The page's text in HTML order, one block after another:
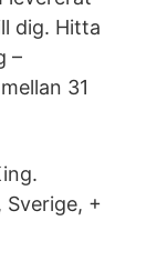
dig. Hitta
–
31
+